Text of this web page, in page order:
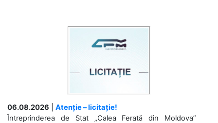
06.08.2026
Atenție – licitație!
Întreprinderea de Stat „Calea Ferată din Moldova”